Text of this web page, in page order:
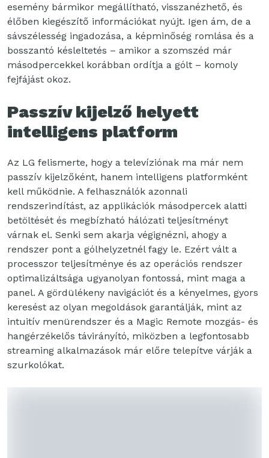
esemény bármikor megállítható, visszanézhető, és
élőben kiegészítő információkat nyújt. Igen ám, de a
sávszélesség ingadozása, a képminőség romlása és a
bosszantó késleltetés – amikor a szomszéd már
másodpercekkel korábban ordítja a gólt – komoly
fejfájást okoz.
Passzív kijelző helyett
intelligens platform
Az LG felismerte, hogy a televíziónak ma már nem
passzív kijelzőként, hanem intelligens platformként
kell működnie. A felhasználók azonnali
rendszerindítást, az applikációk másodpercek alatti
betöltését és megbízható hálózati teljesítményt
várnak el. Senki sem akarja végignézni, ahogy a
rendszer pont a gólhelyzetnél fagy le. Ezért vált a
processzor teljesítménye és az operációs rendszer
optimalizáltsága ugyanolyan fontossá, mint maga a
panel. A gördülékeny navigációt és a kényelmes, gyors
keresést az olyan megoldások garantálják, mint az
intuitív menürendszer és a Magic Remote mozgás- és
hangérzékelős távirányító, miközben a legfontosabb
streaming alkalmazások már előre telepítve várják a
szurkolókat.